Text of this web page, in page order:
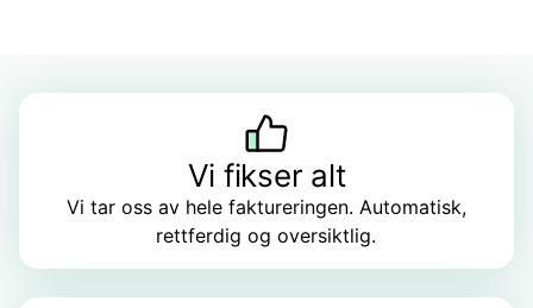
Vi fikser alt
Vi tar oss av hele faktureringen. Automatisk,
rettferdig og oversiktlig.